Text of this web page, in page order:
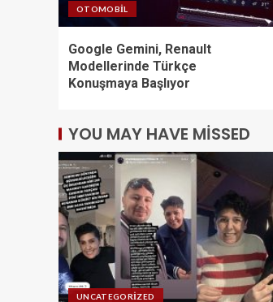
OTOMOBIL
Google Gemini, Renault
Modellerinde Türkçe
Konuşmaya Başlıyor
YOU MAY HAVE MISSED
UNCATEGORIZED